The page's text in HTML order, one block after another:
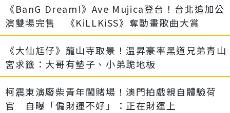
《BanG Dream!》Ave Mujica登台！台北追加公
演雙場完售 《KiLLKiSS》奪動畫歌曲大賞
《大仙尪仔》龍山寺取景！温昇豪率黑道兄弟青山
宮求籤：大哥有墊子、小弟跪地板
柯震東演廢柴青年闖賭場！澳門拍戲親自體驗荷
官 自曝「偏財運不好」：正在財運上